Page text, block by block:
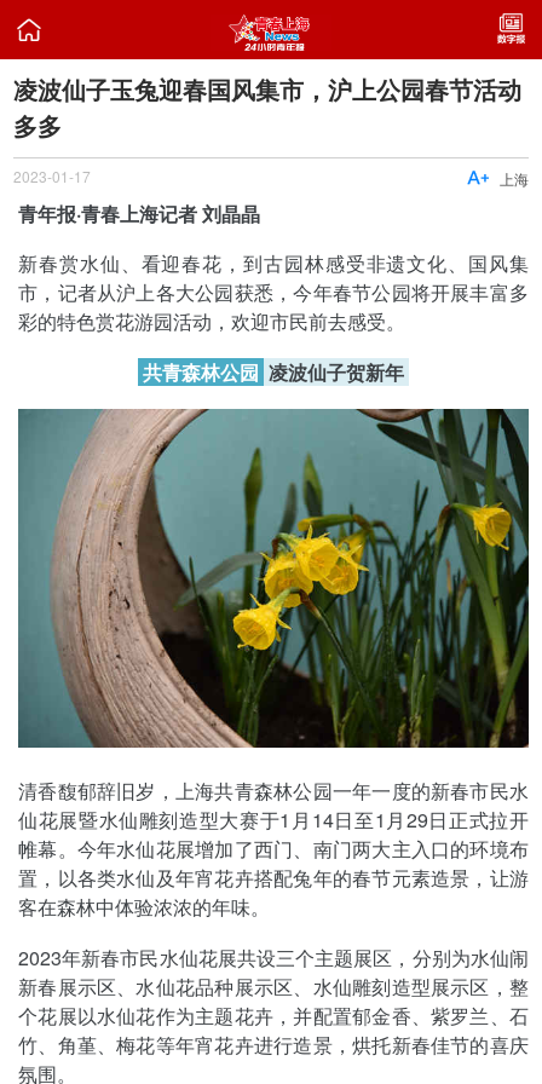

凌波仙子玉兔迎春国风集市，沪上公园春节活动
多多
2023-01-17 上海

青年报·青春上海记者 刘晶晶
新春赏水仙、看迎春花，到古园林感受非遗文化、国风集
市，记者从沪上各大公园获悉，今年春节公园将开展丰富多
彩的特色赏花游园活动，欢迎市民前去感受。
共青森林公园 凌波仙子贺新年
清香馥郁辞旧岁，上海共青森林公园一年一度的新春市民水
仙花展暨水仙雕刻造型大赛于1月14日至1月29日正式拉开
帷幕。今年水仙花展增加了西门、南门两大主入口的环境布
置，以各类水仙及年宵花卉搭配兔年的春节元素造景，让游
客在森林中体验浓浓的年味。
2023年新春市民水仙花展共设三个主题展区，分别为水仙闹
新春展示区、水仙花品种展示区、水仙雕刻造型展示区，整
个花展以水仙花作为主题花卉，并配置郁金香、紫罗兰、石
竹、角堇、梅花等年宵花卉进行造景，烘托新春佳节的喜庆
氛围。